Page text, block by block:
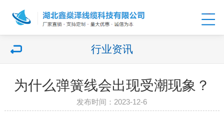
行业资讯
为什么弹簧线会出现受潮现象？
发布时间：2023-12-6